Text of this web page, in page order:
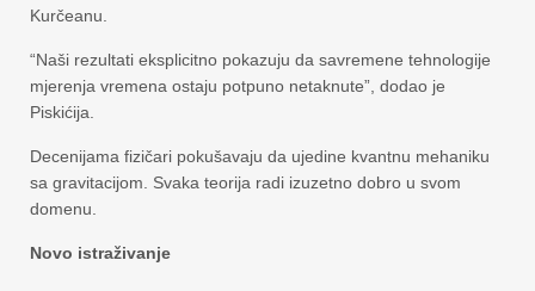
Kurčeanu.
“Naši rezultati eksplicitno pokazuju da savremene tehnologije
mjerenja vremena ostaju potpuno netaknute”, dodao je
Piskićija.
Decenijama fizičari pokušavaju da ujedine kvantnu mehaniku
sa gravitacijom. Svaka teorija radi izuzetno dobro u svom
domenu.
Novo istraživanje